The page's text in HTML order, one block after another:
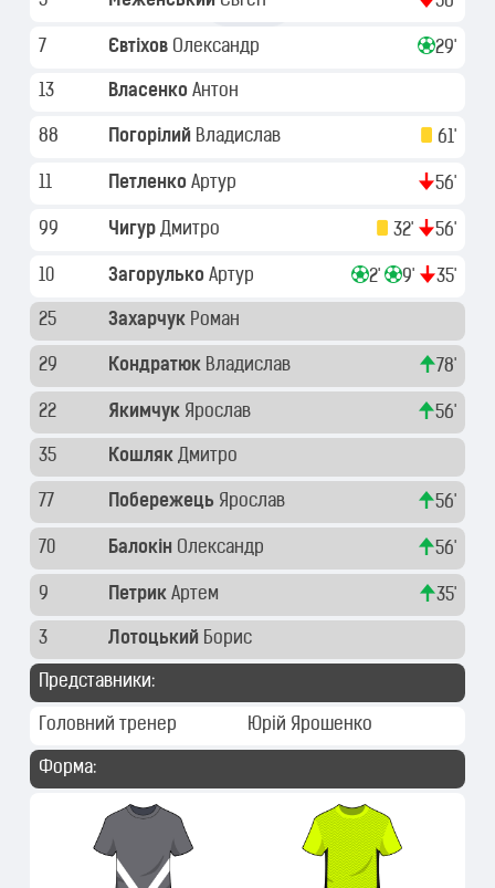
7 Євтіхов Олександр 29'
13 Власенко Антон
88 Погорілий Владислав 61'
11 Петленко Артур 56'
99 Чигур Дмитро 32' 56'
10 Загорулько Артур 2' 9' 35'
25 Захарчук Роман
29 Кондратюк Владислав 78'
22 Якимчук Ярослав 56'
35 Кошляк Дмитро
77 Побережець Ярослав 56'
70 Балокін Олександр 56'
9 Петрик Артем 35'
3 Лотоцький Борис
Представники:
Головний тренер Юрій Ярошенко
Форма: